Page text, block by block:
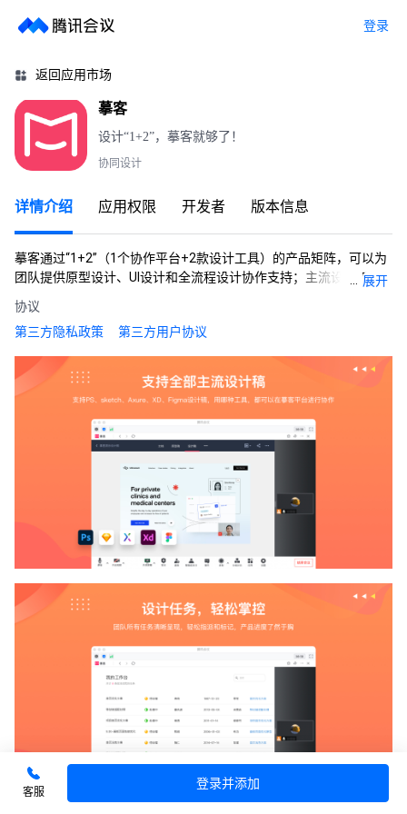
登录
返回应用市场
摹客
设计“1+2”，摹客就够了！
协同设计
详情介绍 应用权限 开发者 版本信息
摹客通过“1+2”（1个协作平台+2款设计工具）的产品矩阵，可以为
团队提供原型设计、UI设计和全流程设计协作支持；主流设计工具
上传至摹客进行设计交付；
摹客协作 + 腾讯会议 = 设计评审更便捷！
摹客RP/DT + 腾讯会议 = 头脑风暴更高效！
... 展开
协议
第三方隐私政策 第三方用户协议
无更新说明
无更新说明
客服
登录并添加